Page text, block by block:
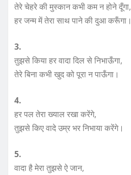
तेरे चेहरे की मुस्कान कभी कम न होने दूँगा,
हर जन्म में तेरा साथ पाने की दुआ करूँगा।
3.
तुझसे किया हर वादा दिल से निभाऊँगा,
तेरे बिना कभी खुद को पूरा न पाऊँगा।
4.
हर पल तेरा ख्याल रखा करेंगे,
तुझसे किए वादे उम्र भर निभाया करेंगे।
5.
वादा है मेरा तुझसे ऐ जान,